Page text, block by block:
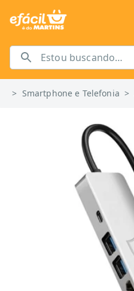
> Smartphone e Telefonia >